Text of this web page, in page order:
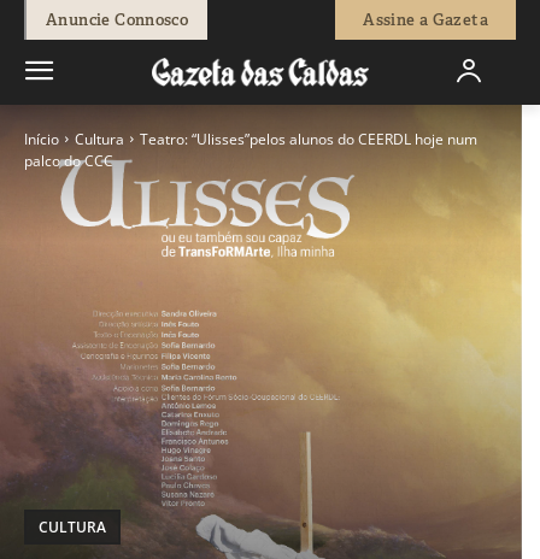
Anuncie Connosco Assine a Gazeta
Início Cultura
Teatro: “Ulisses”pelos alunos do CEERDL hoje num
palco do CCC
CULTURA